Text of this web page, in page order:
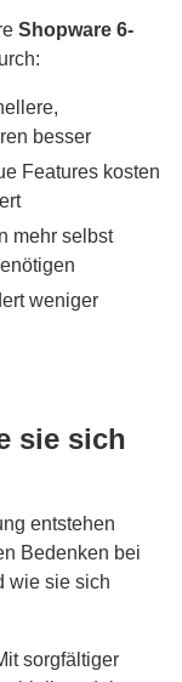
Shopware 6-
besser
Features kosten
mehr selbst
weniger
sie sich
entstehen
Bedenken bei
wie sie sich
sorgfältiger